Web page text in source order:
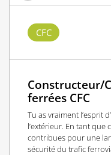
CFC
Constructeur/
ferrées CFC
Tu as vraiment l’esprit
l’extérieur. En tant
contribues pour une
sécurité du trafic